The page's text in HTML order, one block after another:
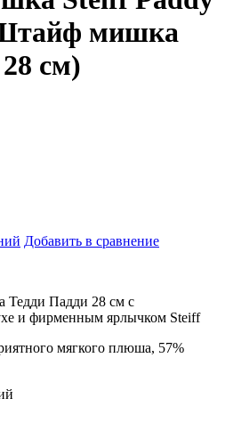
мишка
см)
Добавить в сравнение
Падди 28 см с
и фирменным ярлычком Steiff
мягкого плюша, 57%